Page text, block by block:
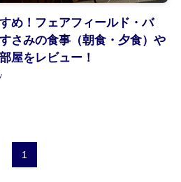
め！フェアフィールド・バ
さみの食事（朝食・夕食）や
屋をレビュー！
1